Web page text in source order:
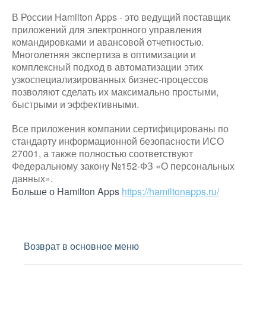
В России Hamilton Apps - это ведущий поставщик
приложений для электронного управления
командировками и авансовой отчетностью.
Многолетняя экспертиза в оптимизации и
комплексный подход в автоматизации этих
узкоспециализированных бизнес-процессов
позволяют сделать их максимально простыми,
быстрыми и эффективными.
Все приложения компании сертифицированы по
стандарту информационной безопасности ИСО
27001, а также полностью соответствуют
Федеральному закону №152-ФЗ «О персональных
данных».
Больше о Hamilton Apps https://hamiltonapps.ru/
Возврат в основное меню